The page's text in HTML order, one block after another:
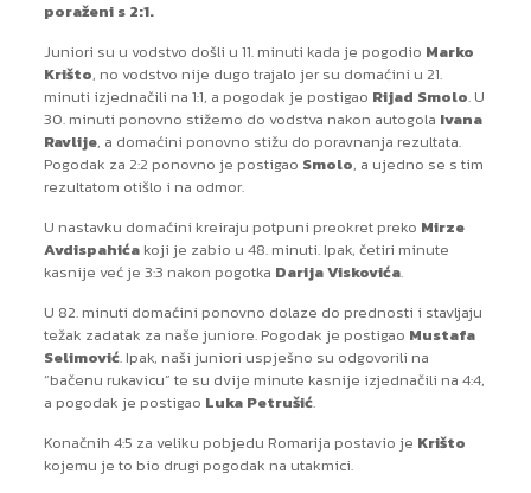
poraženi s 2:1.
Juniori su u vodstvo došli u 11. minuti kada je pogodio Marko
Krišto, no vodstvo nije dugo trajalo jer su domaćini u 21.
minuti izjednačili na 1:1, a pogodak je postigao Rijad Smolo. U
30. minuti ponovno stižemo do vodstva nakon autogola Ivana
Ravlije, a domaćini ponovno stižu do poravnanja rezultata.
Pogodak za 2:2 ponovno je postigao Smolo, a ujedno se s tim
rezultatom otišlo i na odmor.
U nastavku domaćini kreiraju potpuni preokret preko Mirze
Avdispahićakoji je zabio u 48. minuti. Ipak, četiri minute
kasnije već je 3:3 nakon pogotka Darija Viskovića.
U 82. minuti domaćini ponovno dolaze do prednosti i stavljaju
težak zadatak za naše juniore. Pogodak je postigao Mustafa
Selimović. Ipak, naši juniori uspješno su odgovorili na
“bačenu rukavicu” te su dvije minute kasnije izjednačili na 4:4,
a pogodak je postigao Luka Petrušić.
Konačnih 4:5 za veliku pobjedu Romarija postavio je Krišto
kojemu je to bio drugi pogodak na utakmici.